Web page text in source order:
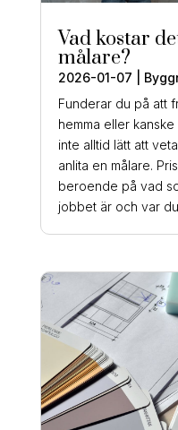
Vad kostar
målare?
2026-01-07
Funderar du på att
hemma eller
inte alltid lätt att
anlita en målare.
beroende på vad
jobbet är och var